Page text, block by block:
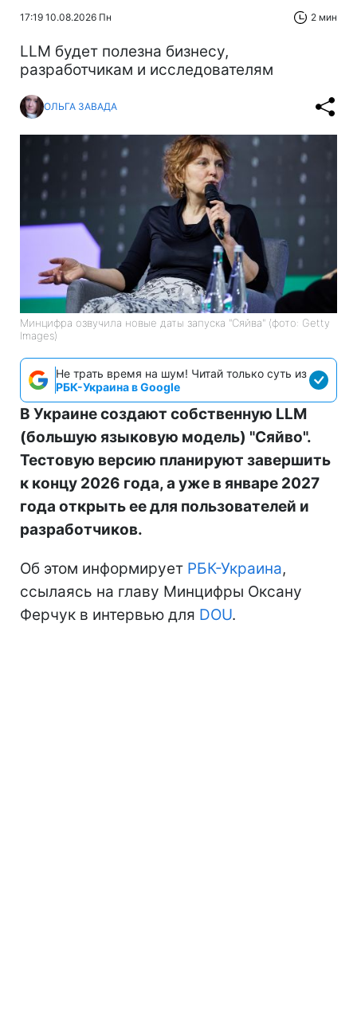
17:19 10.08.2026 Пн 2 мин
LLM будет полезна бизнесу,
разработчикам и исследователям
ОЛЬГА ЗАВАДА
Минцифра озвучила новые даты запуска "Сяйва" (фото: Getty
Images)
Не трать время на шум! Читай только суть из
РБК-Украина в Google
В Украине создают собственную LLM
(большую языковую модель) "Сяйво".
Тестовую версию планируют завершить
к концу 2026 года, а уже в январе 2027
года открыть ее для пользователей и
разработчиков.
Об этом информирует РБК-Украина,
ссылаясь на главу Минцифры Оксану
Ферчук в интервью для DOU.